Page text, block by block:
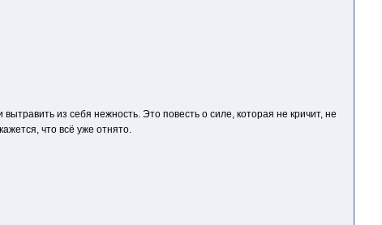
из себя нежность. Это повесть о силе, которая не кричит, не
что всё уже отнято.